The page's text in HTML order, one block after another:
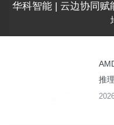
华科智能 | 云边协同赋
推